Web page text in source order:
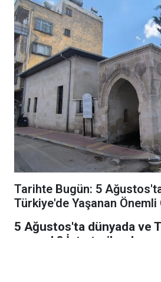
Tarihte Bugün: 5
Türkiye'de Yaşanan Önemli
5 Ağustos'ta dünyada ve
yaşandı? İşte tarihe